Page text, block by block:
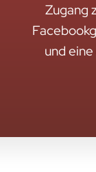
Zugang
und